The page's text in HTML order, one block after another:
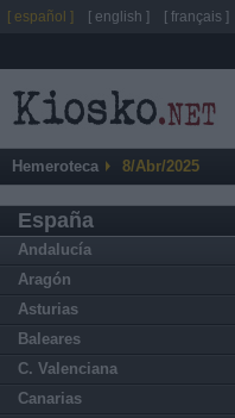
Hemeroteca 8/Abr/2025
España
Andalucía
Aragón
Asturias
Baleares
C. Valenciana
Canarias
[ español ] [ english ] [ français ]